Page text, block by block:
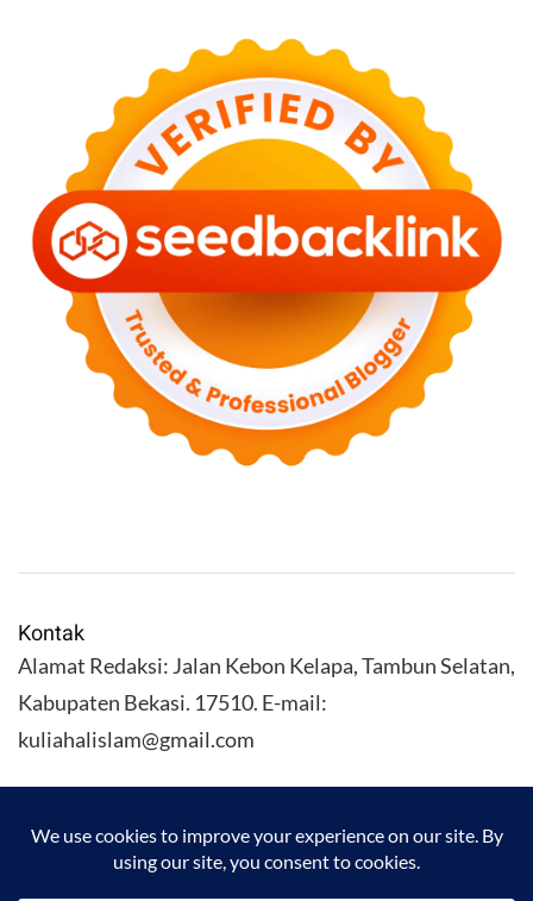
Kontak
Alamat Redaksi: Jalan Kebon Kelapa, Tambun Selatan,
Kabupaten Bekasi. 17510. E-mail:
kuliahalislam@gmail.com